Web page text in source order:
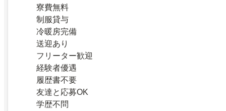
寮費無料
制服貸与
冷暖房完備
送迎あり
フリーター歓迎
経験者優遇
履歴書不要
友達と応募OK
学歴不問